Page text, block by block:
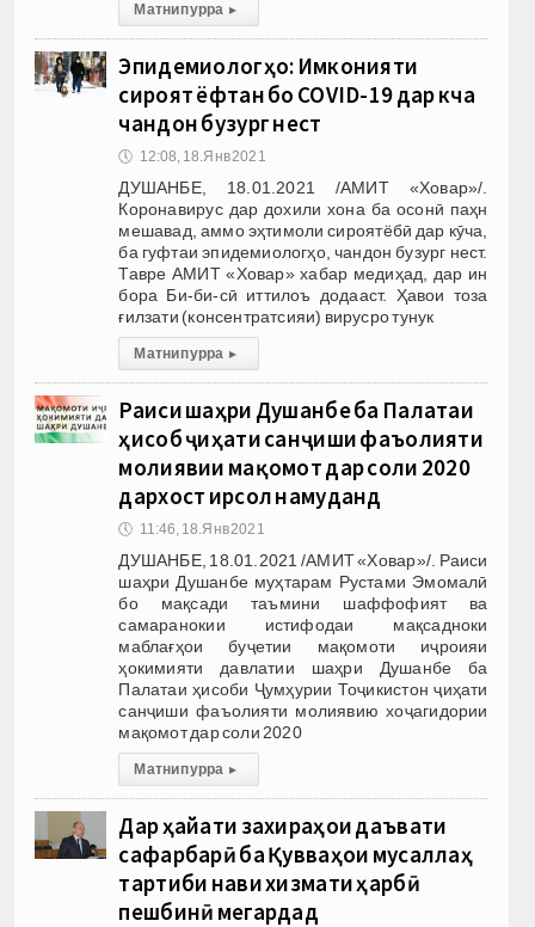
Матни пурра ▸
Эпидемиологҳо: Имконияти
сироят ёфтан бо COVID-19 дар кӯча
чандон бузург нест
🕔 12:08, 18.Янв 2021
ДУШАНБЕ, 18.01.2021 /АМИТ «Ховар»/.
Коронавирус дар дохили хона ба осонӣ паҳн
мешавад, аммо эҳтимоли сироятёбӣ дар кӯча,
ба гуфтаи эпидемиологҳо, чандон бузург нест.
Тавре АМИТ «Ховар» хабар медиҳад, дар ин
бора Би-би-сӣ иттилоъ додааст. Ҳавои тоза
ғилзати (консентратсияи) вирусро тунук
Матни пурра ▸
Раиси шаҳри Душанбе ба Палатаи
ҳисоб ҷиҳати санҷиши фаъолияти
молиявии мақомот дар соли 2020
дархост ирсол намуданд
🕔 11:46, 18.Янв 2021
ДУШАНБЕ, 18.01.2021 /АМИТ «Ховар»/. Раиси
шаҳри Душанбе муҳтарам Рустами Эмомалӣ
бо мақсади таъмини шаффофият ва
самаранокии истифодаи мақсадноки
маблағҳои буҷетии мақомоти иҷроияи
ҳокимияти давлатии шаҳри Душанбе ба
Палатаи ҳисоби Ҷумҳурии Тоҷикистон ҷиҳати
санҷиши фаъолияти молиявию хоҷагидории
мақомот дар соли 2020
Матни пурра ▸
Дар ҳайати захираҳои даъвати
сафарбарӣ ба Қувваҳои мусаллаҳ
тартиби нави хизмати ҳарбӣ
пешбинӣ мегардад